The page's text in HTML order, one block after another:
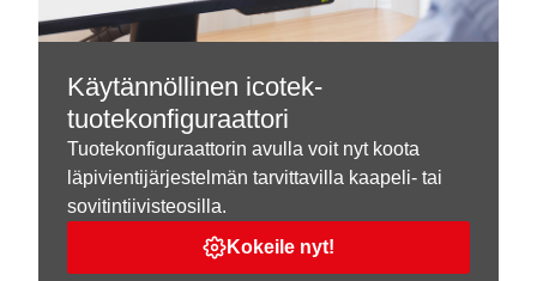
Käytännöllinen icotek-
tuotekonfiguraattori
Tuotekonfiguraattorin avulla voit nyt koota
läpivientijärjestelmän tarvittavilla kaapeli- tai
sovitintiivisteosilla.
Kokeile nyt!